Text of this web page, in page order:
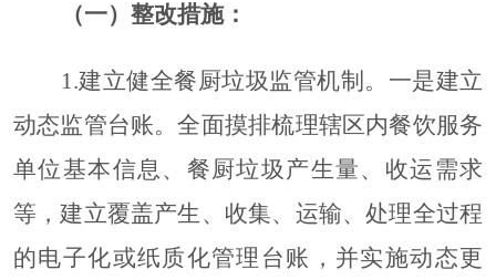
（一） 整改措施：
1.建立健全餐厨垃圾监管机制 。 一是建立
动态监管台账。全面摸排梳理辖区内餐饮服务
单位基本信息、餐厨垃圾产生量、收运需求
等，建立覆盖产生、收集、运输、处理全过程
的电子化或纸质化管理台账，并实施动态更